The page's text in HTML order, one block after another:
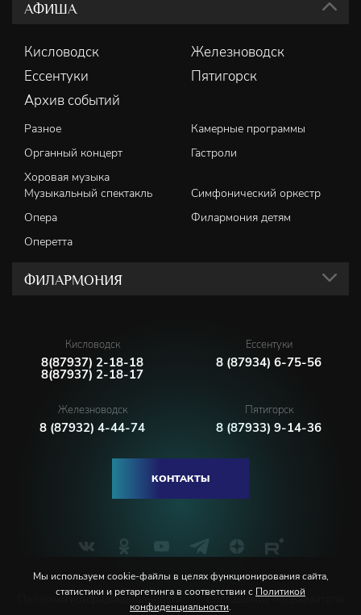
АФИША
Кисловодск
Железноводск
Ессентуки
Пятигорск
Архив событий
Разное
Камерные программы
Органный концерт
Гастроли
Хоровая музыка
Музыкальный спектакль
Симфонический оркестр
Опера
Филармония детям
Оперетта
ФИЛАРМОНИЯ
Кисловодск
8(87937) 2-18-18
8(87937) 2-18-17
Ессентуки
8 (87934) 6-75-56
Железноводск
8 (87932) 4-44-74
Пятигорск
8 (87933) 9-14-36
КОНТАКТЫ
Политика конфиденциальности Соглашение пользователя
Мы используем cookie-файлы в целях функционирования сайта,
статистики и ретаргетинга в соответствии с Политикой
конфиденциальности.